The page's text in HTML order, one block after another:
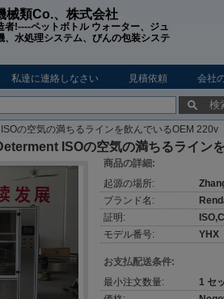
械類Co.、株式会社
!----ペットボトル ウォーター、ジュ
水処理システム、びんの包装システ
私達に連絡しなさい 見積依頼 会社
検
の空気の満ちるラインを飲んでいるOEM 220v
ISOの空気の満ちるライン
商品の詳細:
起源の場所:
ブランド名:
証明:
モデル番号:
YHX
お支払配送条件:
最小注文数量:
1 セ